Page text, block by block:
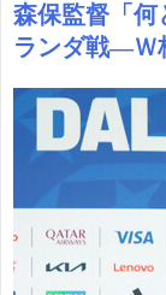
森保監督「何
ランダ戦―Ｗ